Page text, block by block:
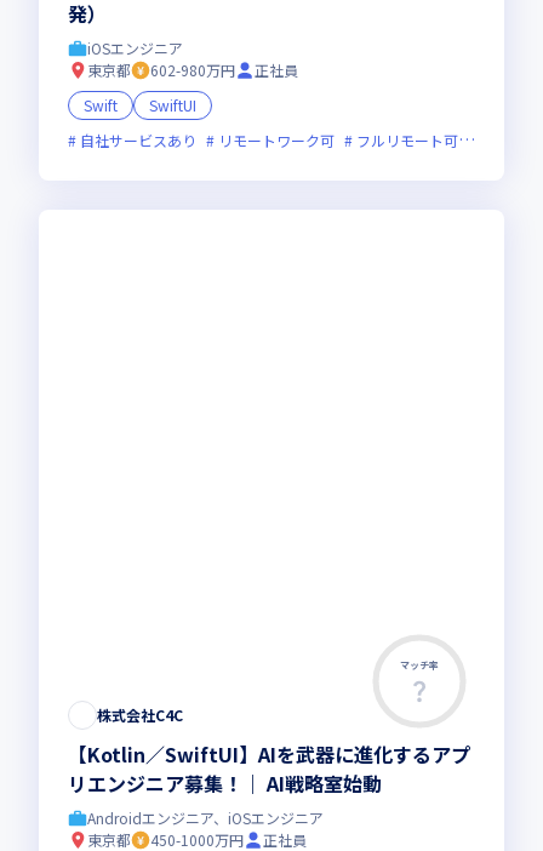
発）
iOSエンジニア
東京都
602-980万円
正社員
Swift
SwiftUI
自社サービスあり
リモートワーク可 フルリモート可
マッチ率
株式会社C4C
【Kotlin／SwiftUI】AIを武器に進化するアプ
リエンジニア募集！｜ AI戦略室始動
Androidエンジニア、iOSエンジニア
東京都
450-1000万円
正社員